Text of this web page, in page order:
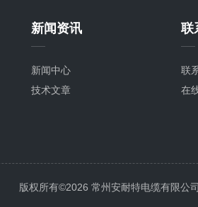
新闻资讯
新闻中心
技术文章
联
联
在
版权所有©2026 常州安耐特电缆有限